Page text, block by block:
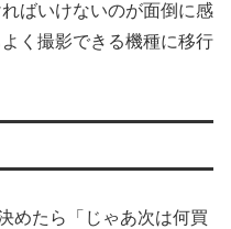
ばいけないのが面倒に感
く撮影できる機種に移行
めたら「じゃあ次は何買